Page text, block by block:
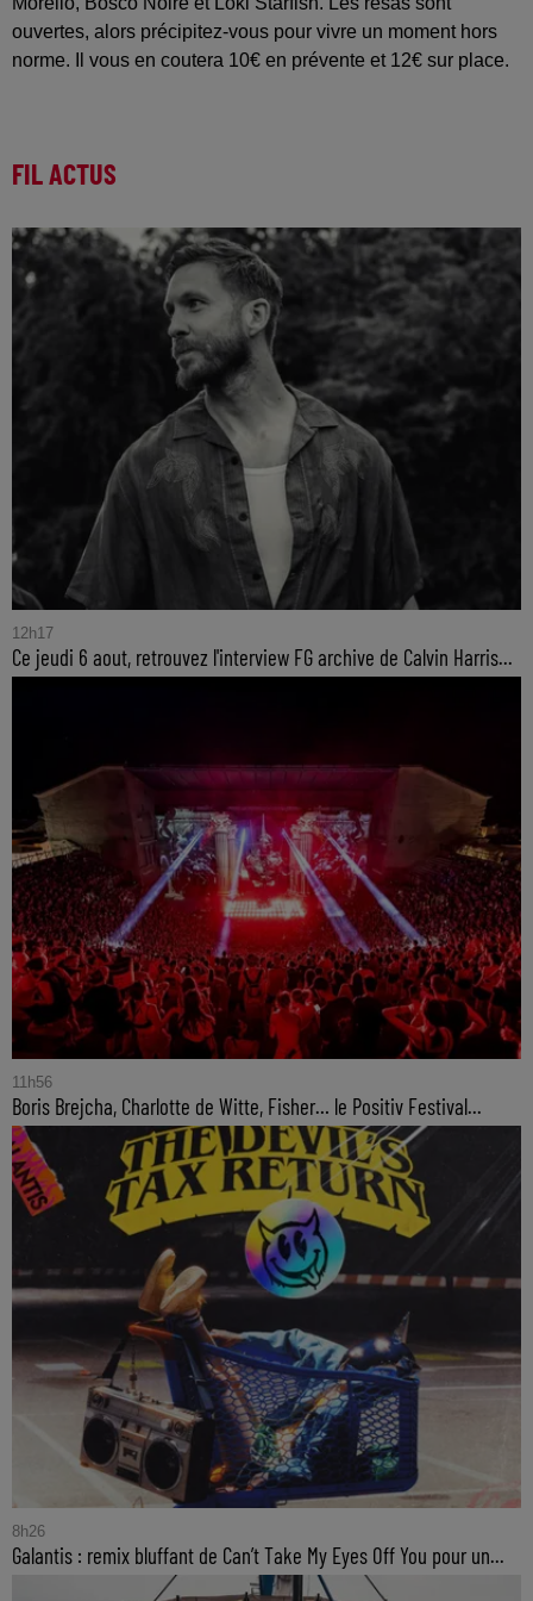
ouvertes, alors précipitez-vous pour vivre un moment hors
norme. Il vous en coutera 10€ en prévente et 12€ sur place.
FIL ACTUS
12h17
Ce jeudi 6 aout, retrouvez l'interview FG archive de Calvin Harris...
11h56
Boris Brejcha, Charlotte de Witte, Fisher… le Positiv Festival...
8h26
Galantis : remix bluffant de Can’t Take My Eyes Off You pour un...